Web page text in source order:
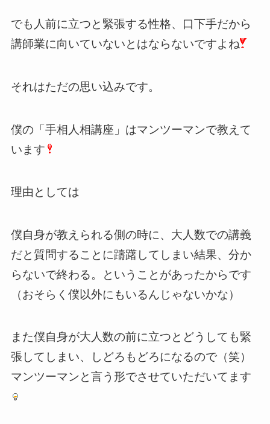
でも人前に立つと緊張する性格、口下手だから
講師業に向いていないとはならないですよね
それはただの思い込みです。
僕の「手相人相講座」はマンツーマンで教えて
います
理由としては
僕自身が教えられる側の時に、大人数での講義
だと質問することに躊躇してしまい結果、分か
らないで終わる。ということがあったからです
（おそらく僕以外にもいるんじゃないかな）
また僕自身が大人数の前に立つとどうしても緊
張してしまい、しどろもどろになるので（笑）
マンツーマンと言う形でさせていただいてます